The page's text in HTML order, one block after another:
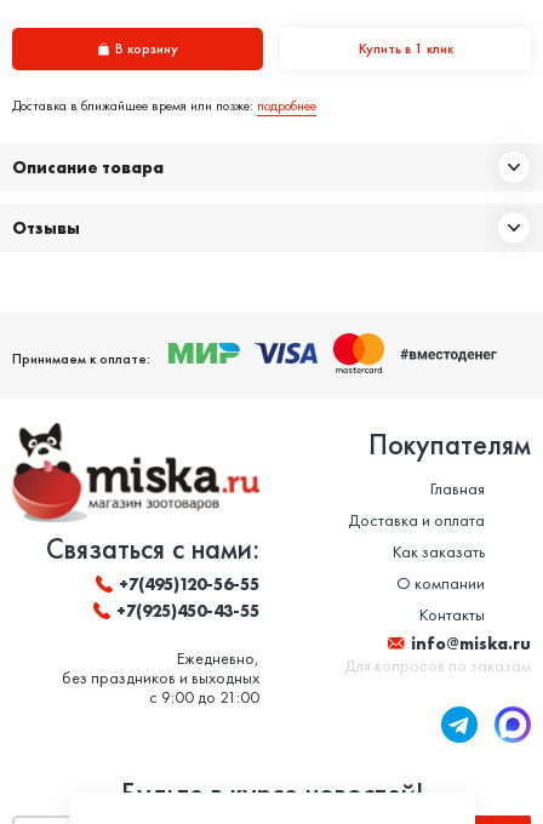
В корзину Купить в 1 клик
Доставка в ближайшее время или позже: подробнее
Описание товара
Отзывы
Принимаем к оплате:
Связаться с нами:
+7(495)120-56-55
+7(925)450-43-55
Ежедневно,
без праздников и выходных
с 9:00 до 21:00
Покупателям
Главная
Доставка и оплата
Как заказать
О компании
Контакты
info@miska.ru
Для вопросов по заказам
Будьте в курсе новостей!